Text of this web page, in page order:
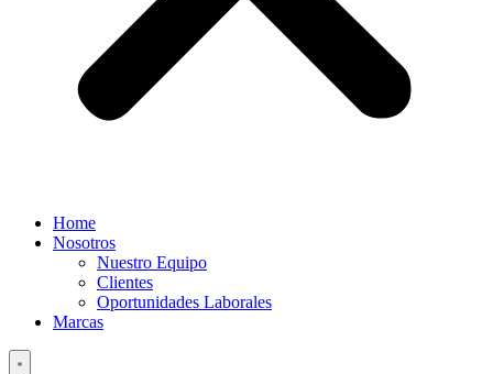
Home
Nosotros
Nuestro Equipo
Clientes
Oportunidades Laborales
Marcas